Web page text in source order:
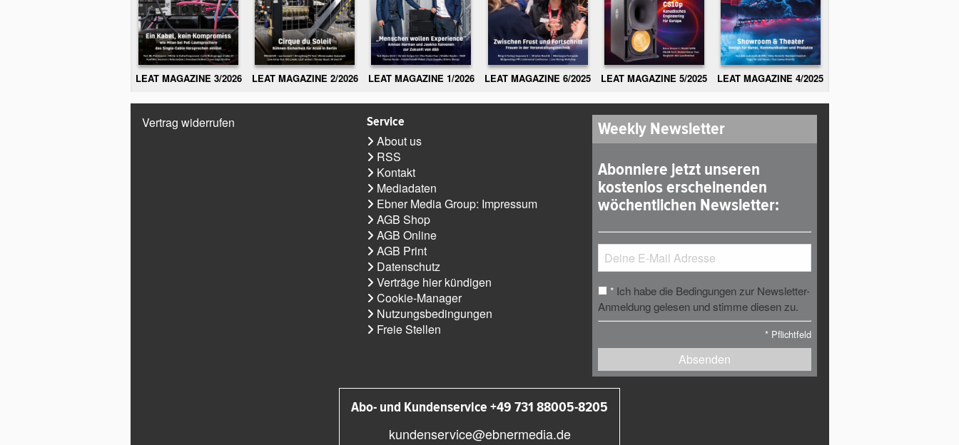
LEAT MAGAZINE 3/2026 LEAT MAGAZINE 2/2026 LEAT MAGAZINE 1/2026 LEAT MAGAZINE 6/2025 LEAT MAGAZINE 5/2025 LEAT MAGAZINE 4/2025
Vertrag widerrufen Service
About us
RSS
Kontakt
Mediadaten
Ebner Media Group: Impressum
AGB Shop
AGB Online
AGB Print
Datenschutz
Verträge hier kündigen
Cookie-Manager
Nutzungsbedingungen
Freie Stellen
Weekly Newsletter
Abonniere jetzt unseren
kostenlos erscheinenden
wöchentlichen Newsletter:
* Ich habe die Bedingungen zur Newsletter-
Anmeldung gelesen und stimme diesen zu.
* Pflichtfeld
Absenden
Abo- und Kundenservice +49 731 88005-8205
kundenservice@ebnermedia.de